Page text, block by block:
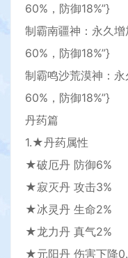
60%，防御18%”}
制霸南疆神：永久
60%，防御18%”}
制霸鸣沙荒漠神：
60%，防御18%”}
丹药篇
1.★丹药属性
★破厄丹 防御6%
★寂灭丹 攻击3%
★冰灵丹 生命2%
★龙力丹 真气2%
★元阳丹 伤害下降